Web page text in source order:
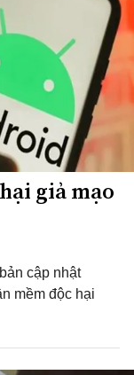
giả mạo
cập nhật
mềm độc hại